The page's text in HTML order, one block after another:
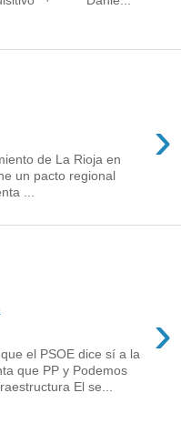
›
de La Rioja en
un pacto regional
...
›
el PSOE dice sí a la
que PP y Podemos
El se...